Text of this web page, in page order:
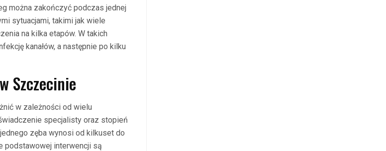
można zakończyć podczas jednej
sytuacjami, takimi jak wiele
na kilka etapów. W takich
kanałów, a następnie po kilku
Szczecinie
w zależności od wielu
specjalisty oraz stopień
zęba wynosi od kilkuset do
podstawowej interwencji są